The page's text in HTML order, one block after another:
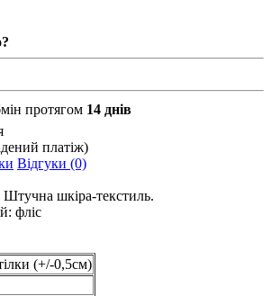
протягом 14 днів
платіж)
Відгуки (0)
Штучна шкіра-текстиль.
фліс
(+/-0,5см)